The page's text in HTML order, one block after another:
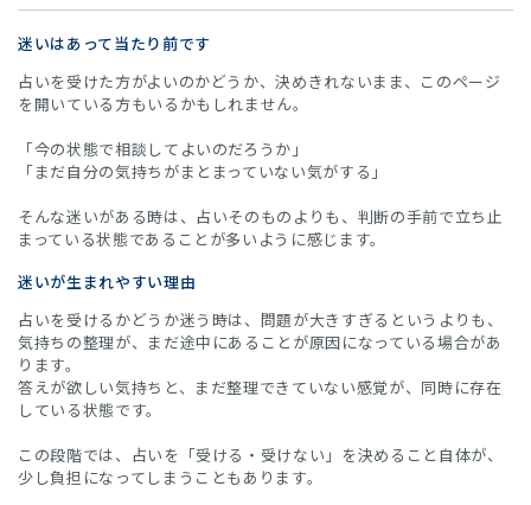
迷いはあって当たり前です
占いを受けた方がよいのかどうか、決めきれないまま、このページ
を開いている方もいるかもしれません。
「今の状態で相談してよいのだろうか」
「まだ自分の気持ちがまとまっていない気がする」
そんな迷いがある時は、占いそのものよりも、判断の手前で立ち止
まっている状態であることが多いように感じます。
迷いが生まれやすい理由
占いを受けるかどうか迷う時は、問題が大きすぎるというよりも、
気持ちの整理が、まだ途中にあることが原因になっている場合があ
ります。
答えが欲しい気持ちと、まだ整理できていない感覚が、同時に存在
している状態です。
この段階では、占いを「受ける・受けない」を決めること自体が、
少し負担になってしまうこともあります。